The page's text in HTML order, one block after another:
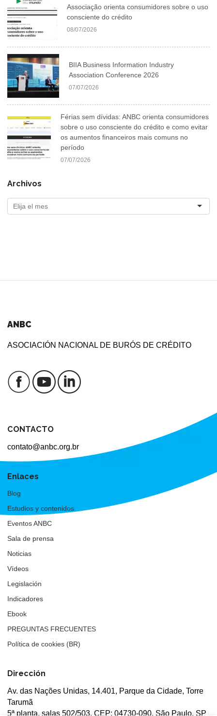
Associação orienta consumidores sobre o uso
consciente do crédito
08/07/2026
BIIA Business Information Industry
Association Conference 2026
07/07/2026
Férias sem dívidas: ANBC orienta consumidores
sobre o uso consciente do crédito e como evitar
os aumentos financeiros mais comuns no
período
07/07/2026
Archivos
ANBC
ASOCIACIÓN NACIONAL DE BURÓS DE CRÉDITO
CONTACTO
contato@anbc.org.br
Enlaces
Blog
Estudios y contenidos
Eventos ANBC
Sala de prensa
Noticias
Vídeos
Legislación
Indicadores
Ebook
PREGUNTAS FRECUENTES
Política de cookies (BR)
Dirección
Av. das Nações Unidas, 14.401, Parque da Cidade, Torre
Tarumã
5ª planta, salas 502/503, CEP: 04730-090, São Paulo, SP